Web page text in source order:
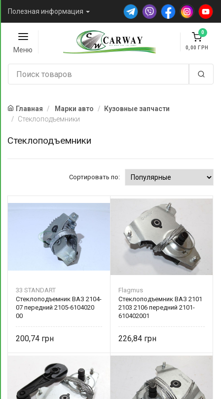
Полезная информация
Меню
0
0,00
Главная Марки авто
Кузовные запчасти
Стеклоподъемники
Стеклоподъемники
Сортировать по:
33 STANDART
Стеклоподъемник ВАЗ 2104-
07 передний 2105-6104020
00
200,74
Flagmus
Стеклоподъемник ВАЗ 2101
2103 2106 передний 2101-
610402001
226,84